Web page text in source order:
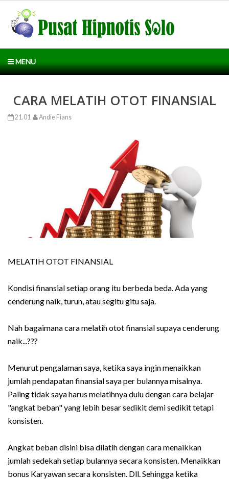
MENU
CARA MELATIH OTOT FINANSIAL
21.01 Andie Fians
MELATIH OTOT FINANSIAL
Kondisi finansial setiap orang itu berbeda beda. Ada yang
cenderung naik, turun, atau segitu gitu saja.
Nah bagaimana cara melatih otot finansial supaya cenderung
naik...???
Menurut pengalaman saya, ketika saya ingin menaikkan
jumlah pendapatan finansial saya per bulannya misalnya.
Paling tidak saya harus melatihnya dulu dengan cara belajar
"angkat beban" yang lebih besar sedikit demi sedikit tetapi
konsisten.
Angkat beban disini bisa dilatih dengan cara menaikkan
jumlah sedekah setiap bulannya secara konsisten. Menaikkan
bonus Karyawan secara konsisten. Dll. Sehingga ketika